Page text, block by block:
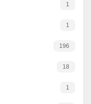
1
1
196
18
1